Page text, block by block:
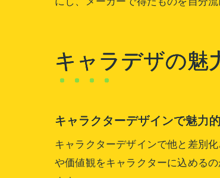
キャラデザの魅
キャラクターデザインで魅力
キャラクターデザインで他と差別
や価値観をキャラクターに込める